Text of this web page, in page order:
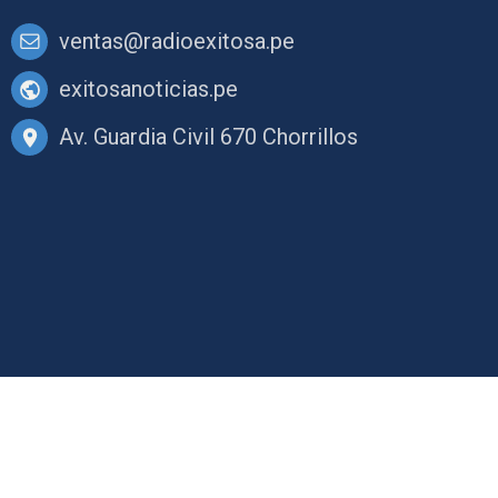
ventas@radioexitosa.pe
exitosanoticias.pe
Av. Guardia Civil 670 Chorrillos